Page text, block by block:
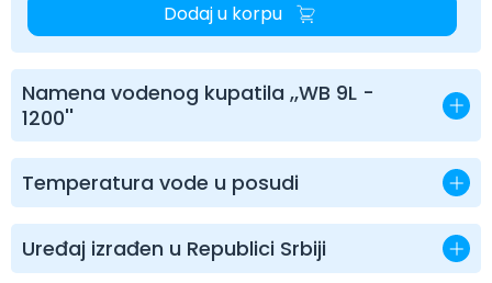
Dodaj u korpu
Namena vodenog kupatila ,,WB 9L -
1200''
Temperatura vode u posudi
Uređaj izrađen u Republici Srbiji